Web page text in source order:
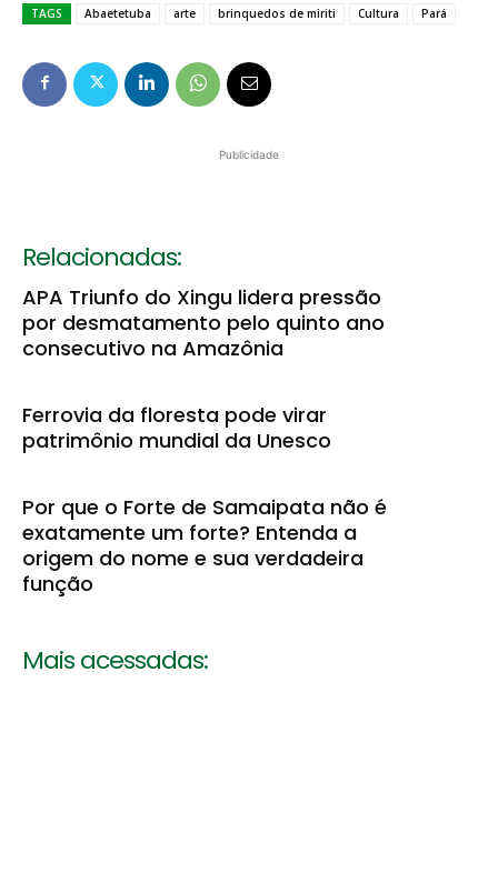
TAGS Abaetetuba arte brinquedos de miriti Cultura Pará
Publicidade
Relacionadas:
APA Triunfo do Xingu lidera pressão
por desmatamento pelo quinto ano
consecutivo na Amazônia
Ferrovia da floresta pode virar
patrimônio mundial da Unesco
Por que o Forte de Samaipata não é
exatamente um forte? Entenda a
origem do nome e sua verdadeira
função
Mais acessadas: